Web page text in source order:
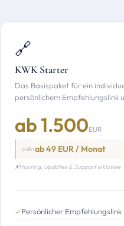
🔗
KWK Starter
Das Basispaket für ein
persönlichem Empfehlungslink
ab 1.500EUR
oderab 49 EUR / Monat
⚡Hosting, Updates & Support inklusive
✓Persönlicher Empfehlungslink